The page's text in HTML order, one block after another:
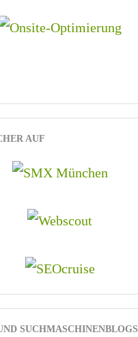
AUF
SUCHMASCHINENBLOGS